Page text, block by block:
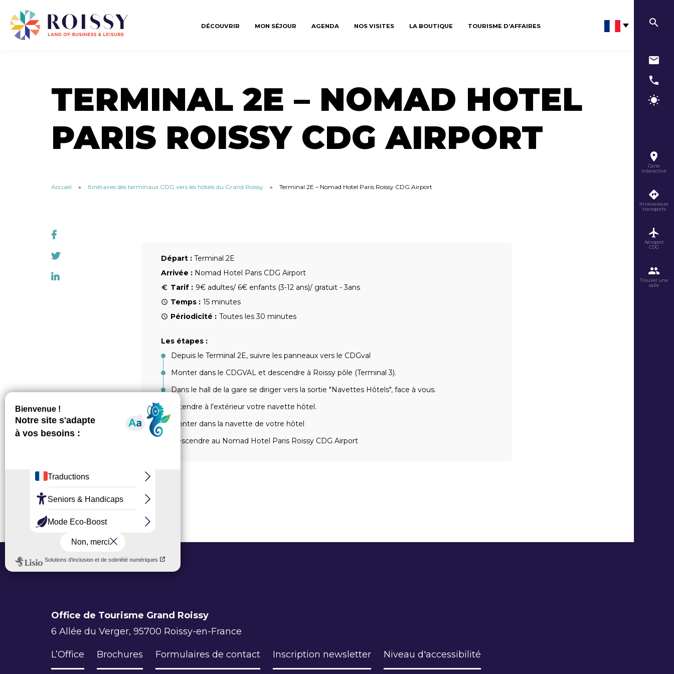
Carte
interactive
Itinéraires et
transports
Aéroport
CDG
Trouver une
salle
DÉCOUVRIR MON SÉJOUR AGENDA NOS VISITES LA BOUTIQUE TOURISME D’AFFAIRES
TERMINAL 2E – NOMAD HOTEL
PARIS ROISSY CDG AIRPORT
Accueil » Itinéraires des terminaux CDG vers les hôtels du Grand Roissy » Terminal 2E – Nomad Hotel Paris Roissy CDG Airport
Départ : Terminal 2E
Arrivée : Nomad Hotel Paris CDG Airport
Tarif : 9€ adultes/ 6€ enfants (3-12 ans)/ gratuit - 3ans
Temps : 15 minutes
Périodicité : Toutes les 30 minutes
Les étapes :
Depuis le Terminal 2E, suivre les panneaux vers le CDGval
Monter dans le CDGVAL et descendre à Roissy pôle (Terminal 3).
Dans le hall de la gare se diriger vers la sortie "Navettes Hôtels", face à vous.
Attendre à l'extérieur votre navette hôtel.
Monter dans la navette de votre hôtel
Descendre au Nomad Hotel Paris Roissy CDG Airport
Office de Tourisme Grand Roissy
6 Allée du Verger, 95700 Roissy-en-France
L’Office Brochures Formulaires de contact Inscription newsletter Niveau d'accessibilité